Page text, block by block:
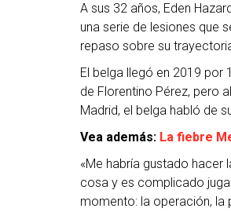
A sus 32 años, Eden
una serie de lesiones que
repaso sobre su
El belga llegó en 2019
de Florentino Pérez, pero
Madrid, el belga habló de
Vea además: La fiebre
«Me habría gustado hacer
cosa y es complicado
momento: la operación, la